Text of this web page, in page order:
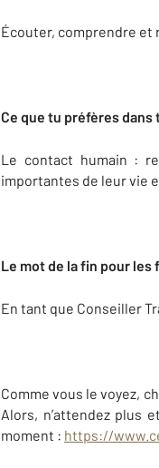
Écouter, comprendre et
Ce que tu préfères dans
Le contact humain :
importantes de leur vie
Le mot de la fin pour
En tant que Conseiller
Comme vous le voyez,
Alors, n’attendez plus
moment : https://